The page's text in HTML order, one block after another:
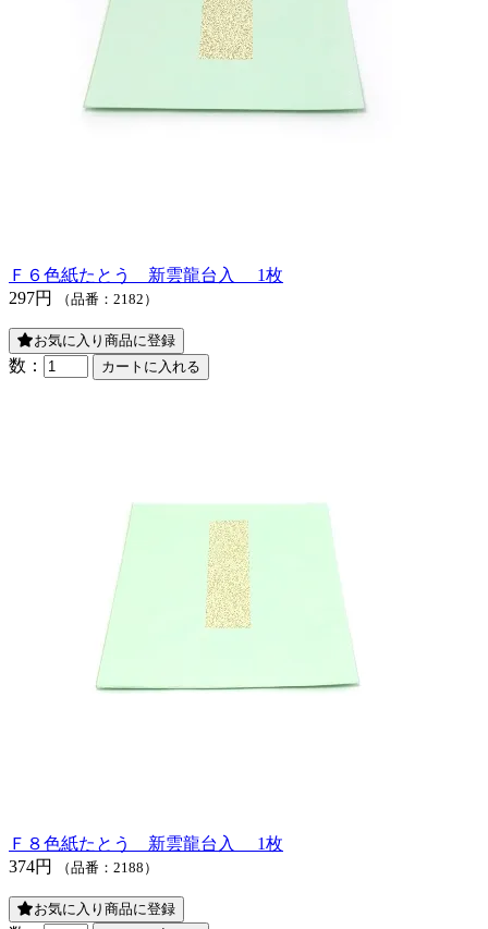
Ｆ６色紙たとう 新雲龍台入 1枚
297円
（品番：2182）
お気に入り商品に登録
数：
Ｆ８色紙たとう 新雲龍台入 1枚
374円
（品番：2188）
お気に入り商品に登録